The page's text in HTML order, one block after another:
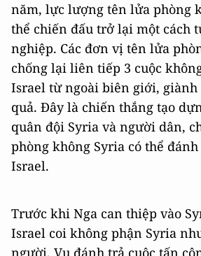
năm, lực lượng tên lửa phòng
thể chiến đấu trở lại một cách
nghiệp. Các đơn vị tên lửa
chống lại liên tiếp 3 cuộc
Israel từ ngoài biên giới, giành
quả. Đây là chiến thắng tạo
quân đội Syria và người dân,
phòng không Syria có thể
Israel.
Trước khi Nga can thiệp vào
Israel coi không phận Syria